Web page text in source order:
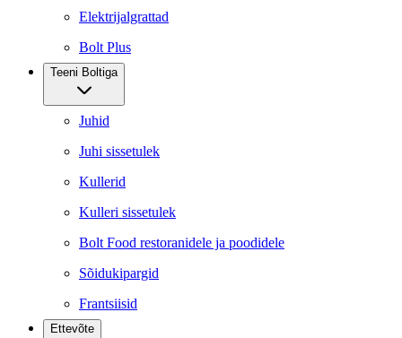
Elektrijalgrattad
Bolt Plus
Teeni Boltiga
Juhid
Juhi sissetulek
Kullerid
Kulleri sissetulek
Bolt Food restoranidele ja poodidele
Sõidukipargid
Frantsiisid
Ettevõte